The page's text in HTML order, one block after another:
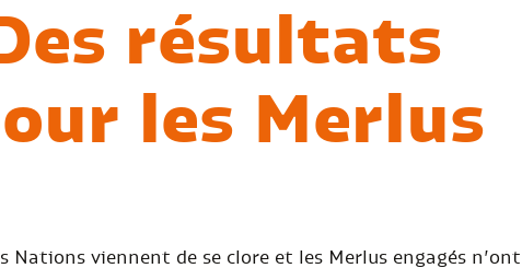
résultats
les Merlus
Nations viennent de se clore et les Merlus engagés